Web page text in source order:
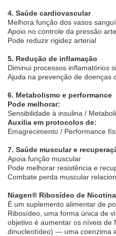
4. Saúde cardiovascular
Melhora função dos vasos
Apoio no controle da pressão
Pode reduzir rigidez arterial
5. Redução de inflamação
Diminui processos inflamatórios
Ajuda na prevenção de doenças
6. Metabolismo e performance
Pode melhorar:
Sensibilidade à insulina /
Auxilia em protocolos de:
Emagrecimento / Performance
7. Saúde muscular e
Apoia função muscular
Pode melhorar resistência e
Combate perda muscular
Niagen® Ribosídeo de
É um suplemento alimentar de
Ribosídeo, uma forma única de
objetivo é aumentar os níveis de
dinucleotídeo) — uma coenzima